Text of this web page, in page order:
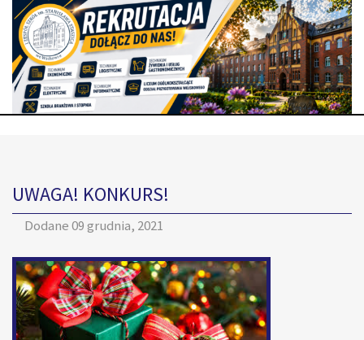
UWAGA! KONKURS!
Dodane09 grudnia, 2021